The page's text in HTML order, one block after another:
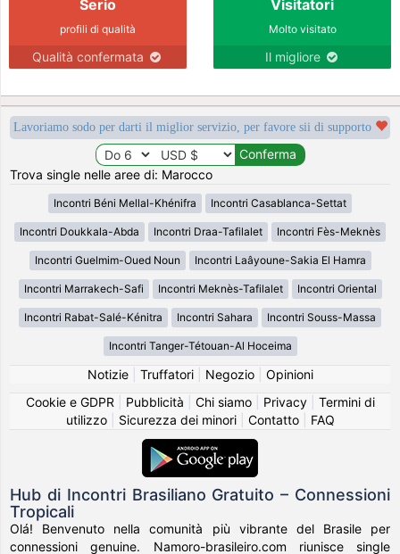
Serio
profili di qualità
Qualità confermata
Visitatori
Molto visitato
Il migliore
Lavoriamo sodo per darti il miglior servizio, per favore sii di supporto
Trova single nelle aree di: Marocco
Incontri Béni Mellal-Khénifra Incontri Casablanca-Settat
Incontri Doukkala-Abda Incontri Draa-Tafilalet Incontri Fès-Meknès
Incontri Guelmim-Oued Noun Incontri Laâyoune-Sakia El Hamra
Incontri Marrakech-Safi Incontri Meknès-Tafilalet Incontri Oriental
Incontri Rabat-Salé-Kénitra Incontri Sahara Incontri Souss-Massa
Incontri Tanger-Tétouan-Al Hoceima
Notizie| Truffatori| Negozio| Opinioni
Cookie e GDPR
Pubblicità Chi siamo| Privacy| Termini di
utilizzo| Sicurezza dei minori| Contatto| FAQ
Hub di Incontri Brasiliano Gratuito – Connessioni
Tropicali
Olá! Benvenuto nella comunità più vibrante del Brasile per
connessioni genuine. Namoro-brasileiro.com riunisce single